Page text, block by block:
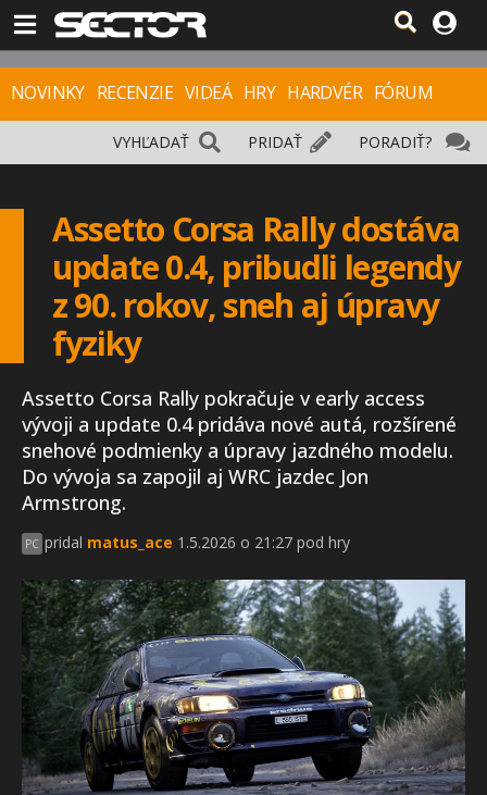
NOVINKY RECENZIE VIDEÁ HRY HARDVÉR FÓRUM
PORADIŤ?
PRIDAŤ
VYHĽADAŤ
Assetto Corsa Rally dostáva
update 0.4, pribudli legendy
z 90. rokov, sneh aj úpravy
fyziky
Assetto Corsa Rally pokračuje v early access
vývoji a update 0.4 pridáva nové autá, rozšírené
snehové podmienky a úpravy jazdného modelu.
Do vývoja sa zapojil aj WRC jazdec Jon
Armstrong.
PC pridal matus_ace 1.5.2026 o 21:27 pod hry